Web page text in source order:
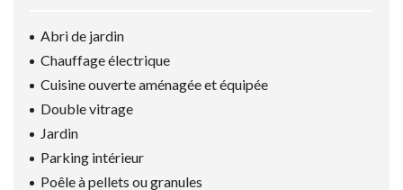
Abri de jardin
Chauffage électrique
Cuisine ouverte aménagée et équipée
Double vitrage
Jardin
Parking intérieur
Poêle à pellets ou granules